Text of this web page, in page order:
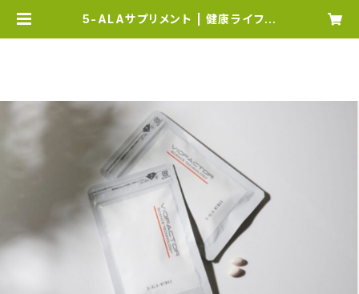
5-ALAサプリメント | 健康ライフみ